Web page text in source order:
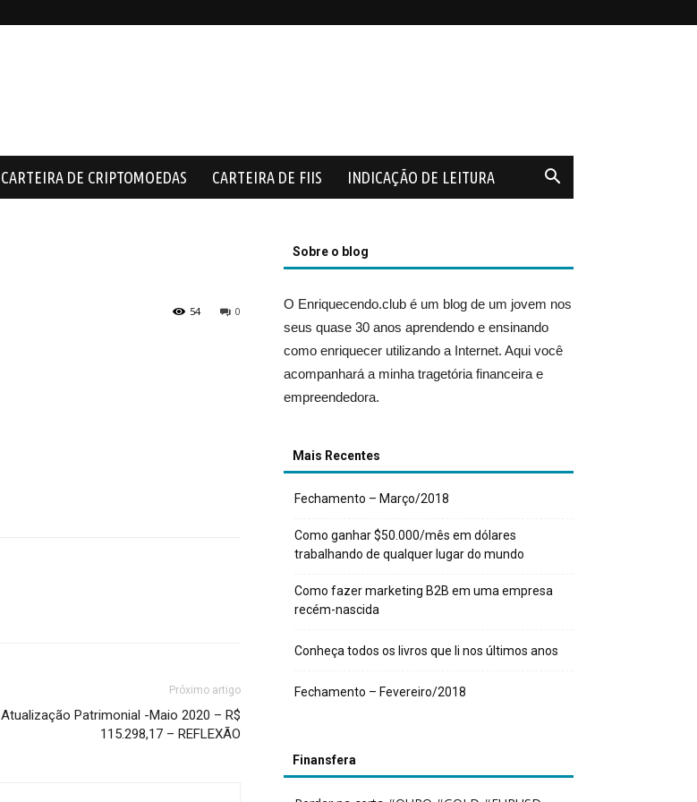
CARTEIRA DE CRIPTOMOEDAS CARTEIRA DE FIIS INDICAÇÃO DE LEITURA
0
54
Próximo artigo
Atualização Patrimonial -Maio 2020 – R$
115.298,17 – REFLEXÃO
Sobre o blog
O Enriquecendo.club é um blog de um jovem nos
seus quase 30 anos aprendendo e ensinando
como enriquecer utilizando a Internet. Aqui você
acompanhará a minha tragetória financeira e
empreendedora.
Mais Recentes
Fechamento – Março/2018
Como ganhar $50.000/mês em dólares
trabalhando de qualquer lugar do mundo
Como fazer marketing B2B em uma empresa
recém-nascida
Conheça todos os livros que li nos últimos anos
Fechamento – Fevereiro/2018
Finansfera